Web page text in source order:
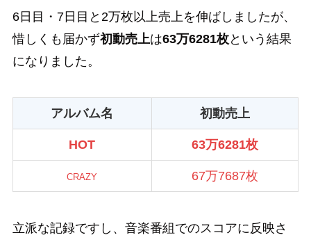
6日目・7日目と2万枚以上売上を伸ばしましたが、
惜しくも届かず初動売上は63万6281枚という結果
になりました。
アルバム名 初動売上
HOT 63万6281枚
CRAZY 67万7687枚
立派な記録ですし、音楽番組でのスコアに反映さ